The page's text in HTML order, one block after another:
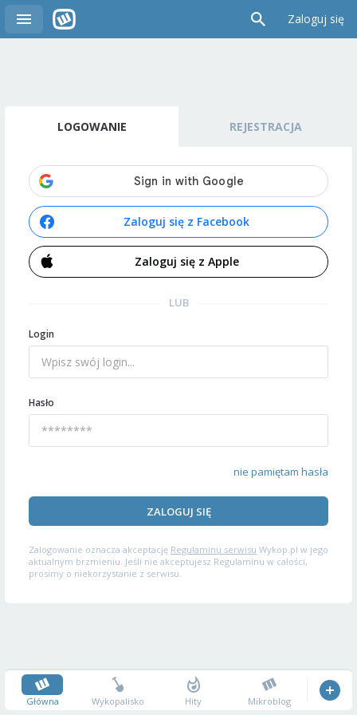
Zaloguj się
LOGOWANIE REJESTRACJA
Zaloguj się z Facebook
Zaloguj się z Apple
LUB
Login
Hasło
nie pamiętam hasła
ZALOGUJ SIĘ
Zalogowanie oznacza akceptację Regulaminu serwisu Wykop.pl w jego
aktualnym brzmieniu. Jeśli nie akceptujesz Regulaminu w całości,
prosimy o niekorzystanie z serwisu.
Główna Wykopalisko Hity Mikroblog